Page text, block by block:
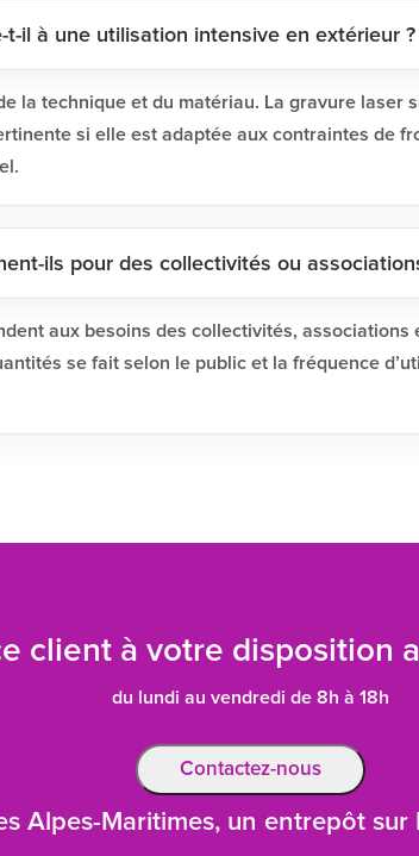
t-il à une utilisation intensive en extérieur ?
la technique et du matériau. La gravure laser
si elle est adaptée aux contraintes de
ils pour des collectivités ou
aux besoins des collectivités,
se fait selon le public et la fréquence
client à votre disposition
du lundi au vendredi de 8h à 18h
Contactez-nous
Alpes-Maritimes, un entrepôt